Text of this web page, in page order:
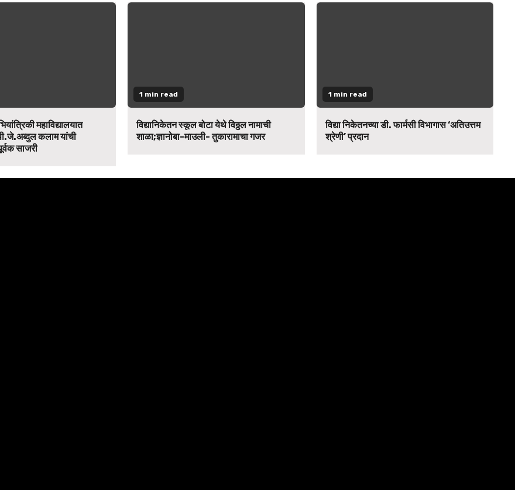
महाविद्यालयात
कलाम यांची
साजरी
1 min read
विद्यानिकेतन स्कूल बोटा येथे विठ्ठल नामाची
शाळा;ज्ञानोबा-माउली- तुकारामाचा गजर
1 min read
विद्या निकेतनच्या डी. फार्मसी विभागास ‘अतिउत्तम
श्रेणी’ प्रदान